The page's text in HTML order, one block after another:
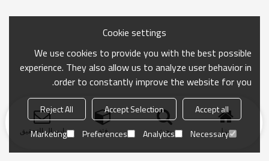
منزل بحث فئة ارسال التحقيق
Cookie settings
We use cookies to provide you with the best possible
experience. They also allow us to analyze user behavior in
order to constantly improve the website for you.
Accept all
Accept Selection
Reject All
Necessary
Analytics
Preferences
Marketing